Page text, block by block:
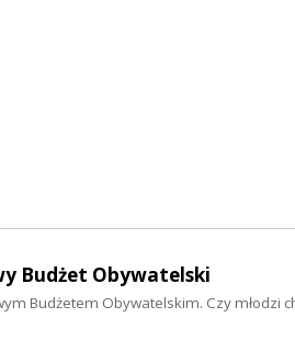
Budżet Obywatelski
Budżetem Obywatelskim. Czy młodzi